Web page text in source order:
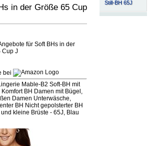
Still-BH 65J
in der Größe 65 Cup
für Soft BHs in der
Cup J
bei
Mable-B2 Soft-BH mit
BH Damen mit Bügel,
Damen Unterwäsche,
BH Nicht gepolsterter BH
kleine Brüste - 65J, Blau